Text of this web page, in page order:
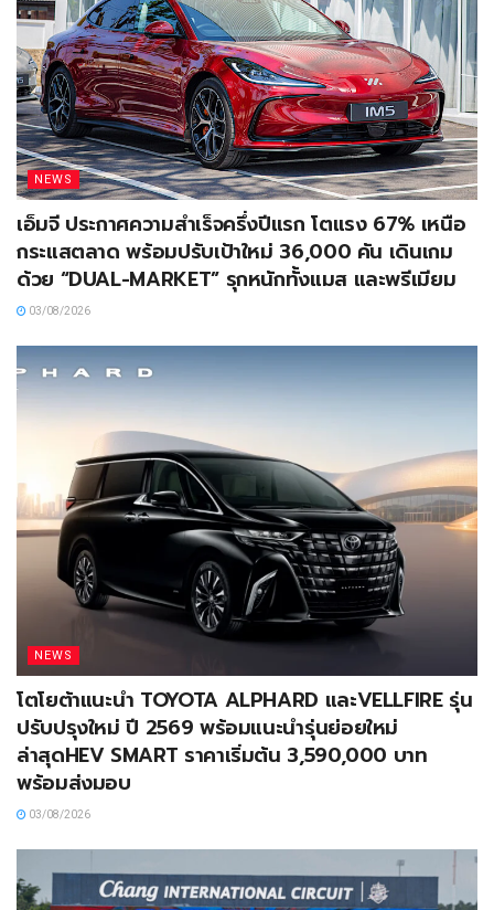
NEWS
เอ็มจี ประกาศความสำเร็จครึ่งปีแรก โตแรง 67% เหนือ
กระแสตลาด พร้อมปรับเป้าใหม่ 36,000 คัน เดินเกม
ด้วย “DUAL-MARKET” รุกหนักทั้งแมส และพรีเมียม
03/08/2026
NEWS
โตโยต้าแนะนำ TOYOTA ALPHARD และVELLFIRE รุ่น
ปรับปรุงใหม่ ปี 2569 พร้อมแนะนำรุ่นย่อยใหม่
ล่าสุดHEV SMART ราคาเริ่มต้น 3,590,000 บาท
พร้อมส่งมอบ
03/08/2026